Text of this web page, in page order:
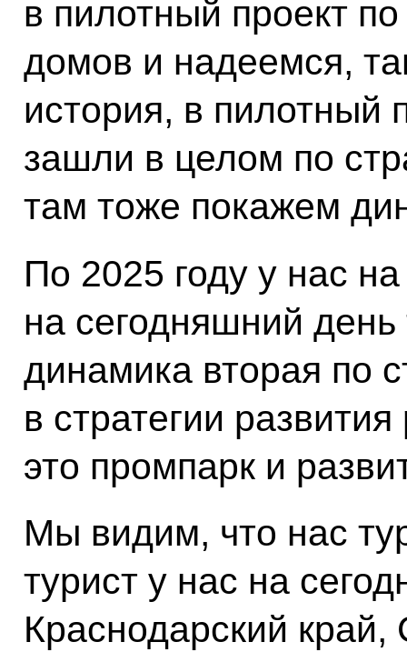
в пилотный проект
домов и надеемся,
история, в пилотный
зашли в целом по
там тоже покажем
По 2025 году у нас
на сегодняшний день
динамика вторая по
в стратегии
это промпарк и
Мы видим, что нас
турист у нас на
Краснодарский край,